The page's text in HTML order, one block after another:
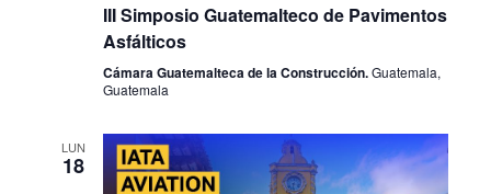
III Simposio Guatemalteco de Pavimentos
Asfálticos
Cámara Guatemalteca de la Construcción.Guatemala,
Guatemala
LUN
18